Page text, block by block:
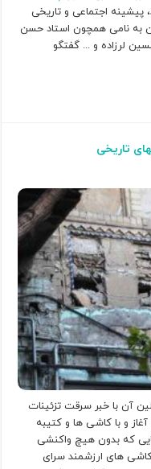
پیشینه اجتماعی و تاریخی
به نامی همچون استاد حسن
لرزاده و ... گفتگو
تاریخی
آن با خبر سرقت تزئینات
و با کاشی ها و کتیبه
که بدون هیچ واکنشی
کاشی های ارزشمند سرای